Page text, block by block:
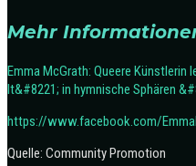
Mehr
Emma McGrath: Queere
It&#8221; in hymnische Sphären
https://www.facebook.com/
Quelle: Community Promotion